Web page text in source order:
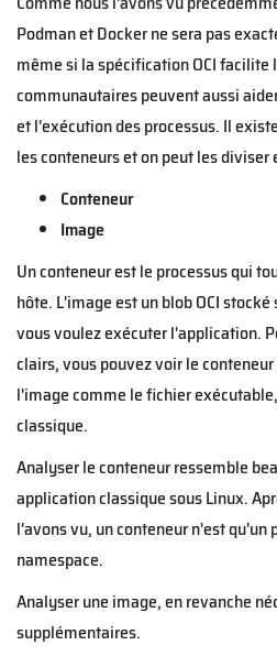
Podman et Docker ne sera pas
même si la spécification OCI
communautaires peuvent aussi
et l'exécution des processus. Il
les conteneurs et on peut les diviser
Conteneur
Image
Un conteneur est le processus qui
hôte. L'image est un blob OCI
vous voulez exécuter l'application.
clairs, vous pouvez voir le
l'image comme le fichier
classique.
Analyser le conteneur ressemble
application classique sous Linux.
l'avons vu, un conteneur n'est qu'un
namespace.
Analyser une image, en revanche
supplémentaires.